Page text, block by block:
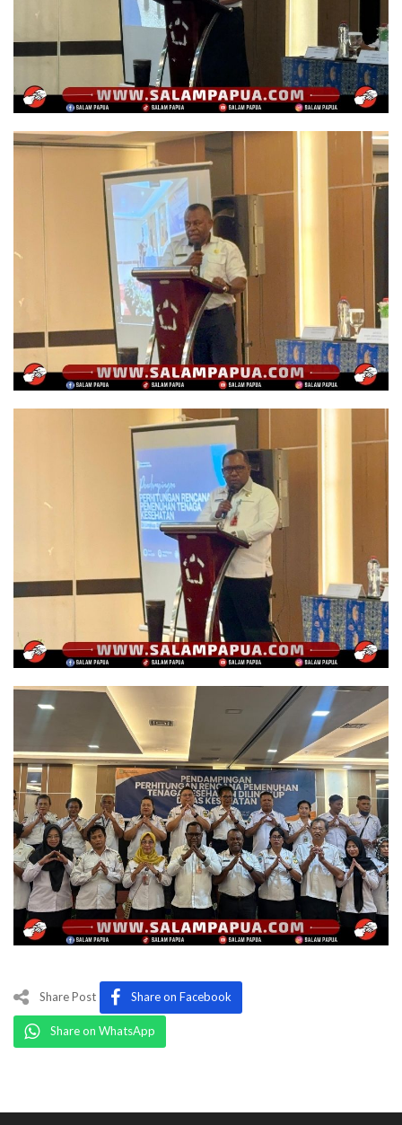
Share Post Share on Facebook
Share on WhatsApp